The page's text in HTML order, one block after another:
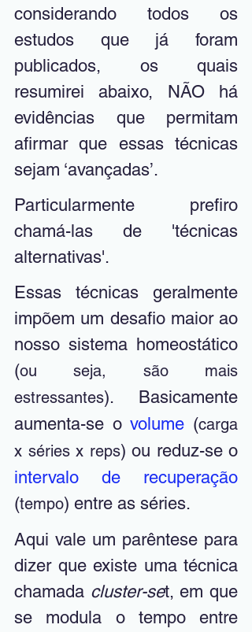
considerando todos os
estudos que já foram
publicados, os quais
resumirei abaixo, NÃO há
evidências que permitam
afirmar que essas técnicas
sejam ‘avançadas’.
Particularmente prefiro
chamá-las de 'técnicas
alternativas'.
Essas técnicas geralmente
impõem um desafio maior ao
nosso sistema homeostático
(ou seja, são mais
estressantes). Basicamente
aumenta-se o volume (carga
x séries x reps
intervalo de recuperação
(tempo) entre as séries.
Aqui vale um parêntese para
dizer que existe uma técnica
chamada cluster-set, em que